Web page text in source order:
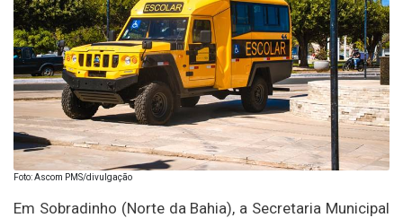
Foto: Ascom PMS/divulgação
Em Sobradinho (Norte da Bahia), a Secretaria Municipal